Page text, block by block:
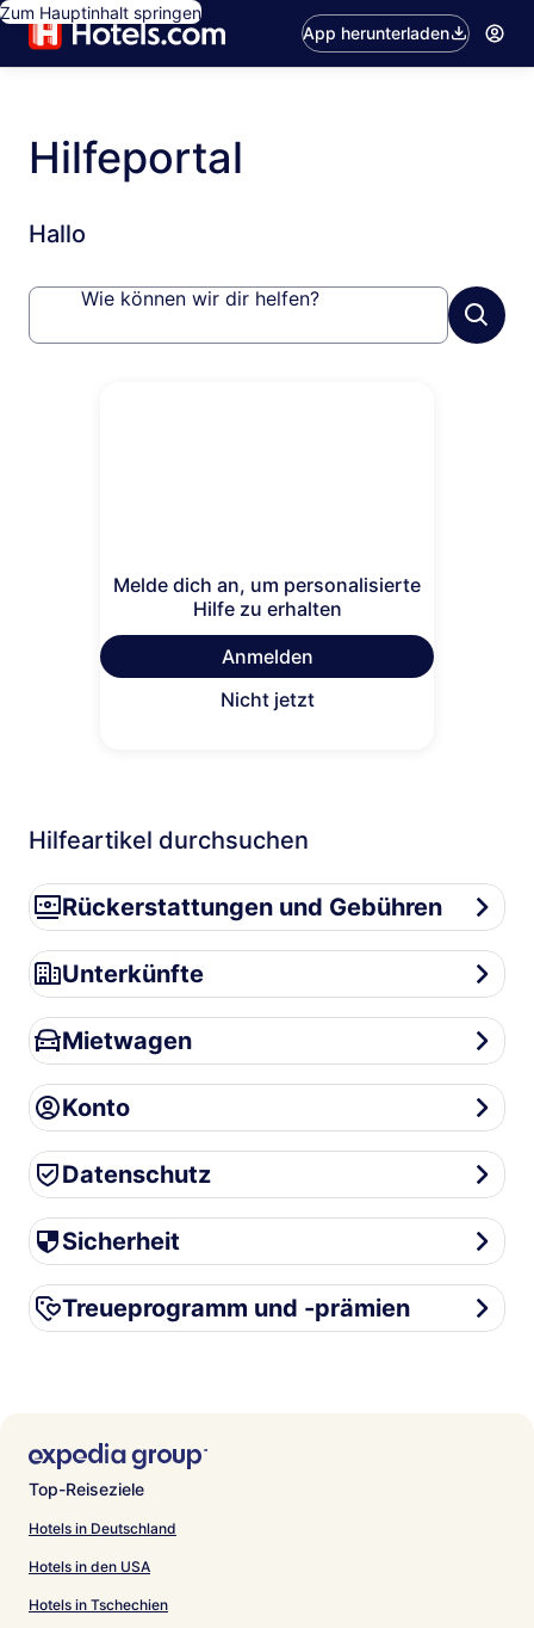
Zum Hauptinhalt springen
App herunterladen
Hilfeportal
Hallo
Wie können wir dir helfen?
Melde dich an, um personalisierte
Hilfe zu erhalten
Anmelden
Nicht jetzt
Hilfeartikel durchsuchen
Rückerstattungen und Gebühren
Rückerstattungen und Gebühren
Unterkünfte
Unterkünfte
Mietwagen
Mietwagen
Konto
Konto
Datenschutz
Datenschutz
Sicherheit
Sicherheit
Treueprogramm und -prämien
Treueprogramm und -prämien
Top-Reiseziele
Hotels in Deutschland
Hotels in den USA
Hotels in Tschechien